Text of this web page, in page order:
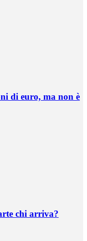
di euro, ma non è
chi arriva?